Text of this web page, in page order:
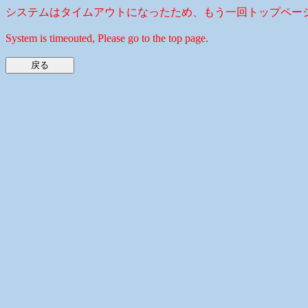
システムはタイムアウトになったため、もう一回トップペー
System is timeouted, Please go to the top page.